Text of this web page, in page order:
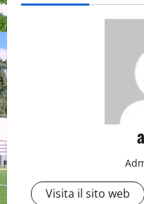
Visita il sito web